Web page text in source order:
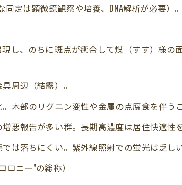
定は顕微鏡観察や培養、DNA解析が必要）。
し、のちに斑点が癒合して煤（すす）様の
周辺（結露）。
木部のリグニン変性や金属の点腐食を伴う
悪報告が多い群。長期高濃度は居住快適性
は落ちにくい。紫外線照射での蛍光は乏し
ロニー”の総称）